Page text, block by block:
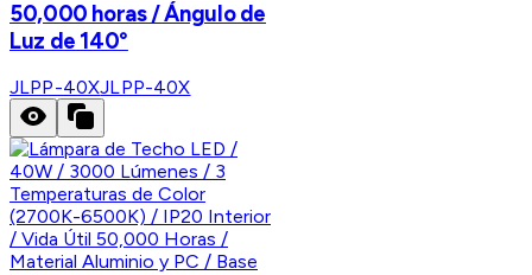
50,000 horas / Ángulo de
Luz de 140°
JLPP-40XJLPP-40X